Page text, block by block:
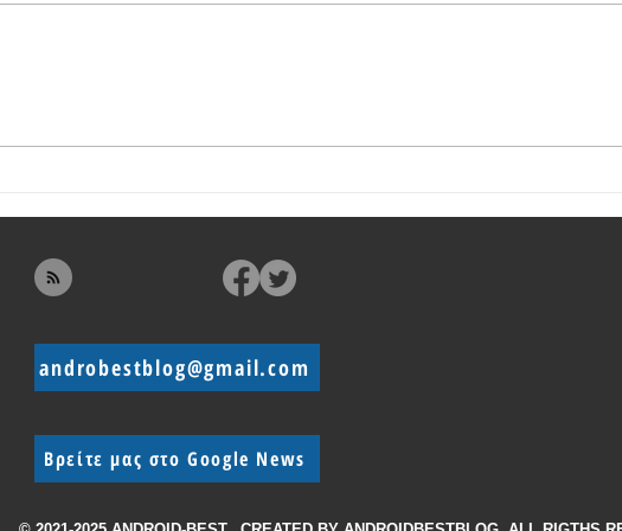
androbestblog@gmail.com
Βρείτε μας στο Google News